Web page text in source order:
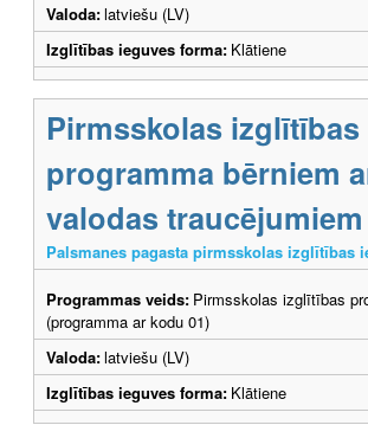
Valoda:latviešu (LV)
Izglītības ieguves forma: Klātiene
Pirmsskolas izglītības
programma bērniem
valodas traucējumiem
Palsmanes pagasta pirmsskolas izglītības
Programmas veids: Pirmsskolas izglītības
(programma ar kodu 01)
Valoda:latviešu (LV)
Izglītības ieguves forma: Klātiene